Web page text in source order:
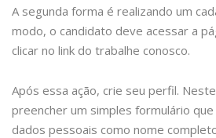
A segunda forma é realizando um
modo, o candidato deve acessar a
clicar no link do trabalhe conosco.
Após essa ação, crie seu perfil.
preencher um simples formulário
dados pessoais como nome